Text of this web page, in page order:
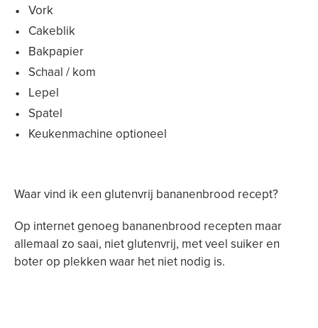
Vork
Cakeblik
Bakpapier
Schaal / kom
Lepel
Spatel
Keukenmachine optioneel
Waar vind ik een glutenvrij bananenbrood recept?
Op internet genoeg bananenbrood recepten maar
allemaal zo saai, niet glutenvrij, met veel suiker en
boter op plekken waar het niet nodig is.